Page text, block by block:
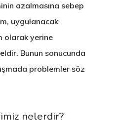
azalmasına sebep
uygulanacak
olarak yerine
Bunun sonucunda
problemler söz
nelerdir?